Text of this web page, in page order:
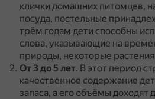
клички домашних питомцев,
посуда, постельные
трём годам дети способны
слова, указывающие на
природы, некоторые
От 3 до 5 лет. В этот период
качественное содержание
запаса, а его объёмы доходят